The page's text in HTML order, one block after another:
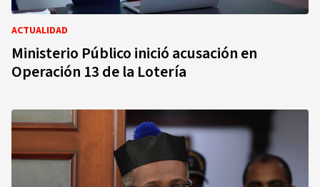
ACTUALIDAD
Ministerio Público inició acusación en
Operación 13 de la Lotería